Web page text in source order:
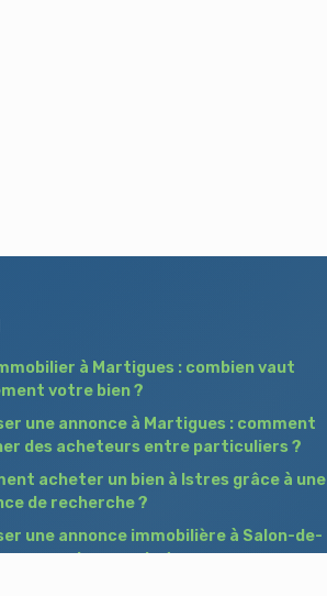
à Martigues : combien vaut
votre bien ?
une annonce à Martigues : comment
des acheteurs entre particuliers ?
acheter un bien à Istres grâce à une
de recherche ?
une annonce immobilière à Salon-de-
: vendre ou acheter sans agence